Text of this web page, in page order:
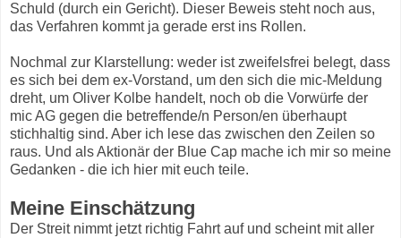
Schuld (durch ein Gericht). Dieser Beweis steht noch aus,
das Verfahren kommt ja gerade erst ins Rollen.
Nochmal zur Klarstellung: weder ist zweifelsfrei belegt, dass
es sich bei dem ex-Vorstand, um den sich die mic-Meldung
dreht, um Oliver Kolbe handelt, noch ob die Vorwürfe der
mic AG gegen die betreffende/n Person/en überhaupt
stichhaltig sind. Aber ich lese das zwischen den Zeilen so
raus. Und als Aktionär der Blue Cap mache ich mir so meine
Gedanken - die ich hier mit euch teile.
Meine Einschätzung
Der Streit nimmt jetzt richtig Fahrt auf und scheint mit aller